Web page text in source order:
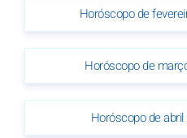
Horóscopo de
Horóscopo de
Horóscopo de